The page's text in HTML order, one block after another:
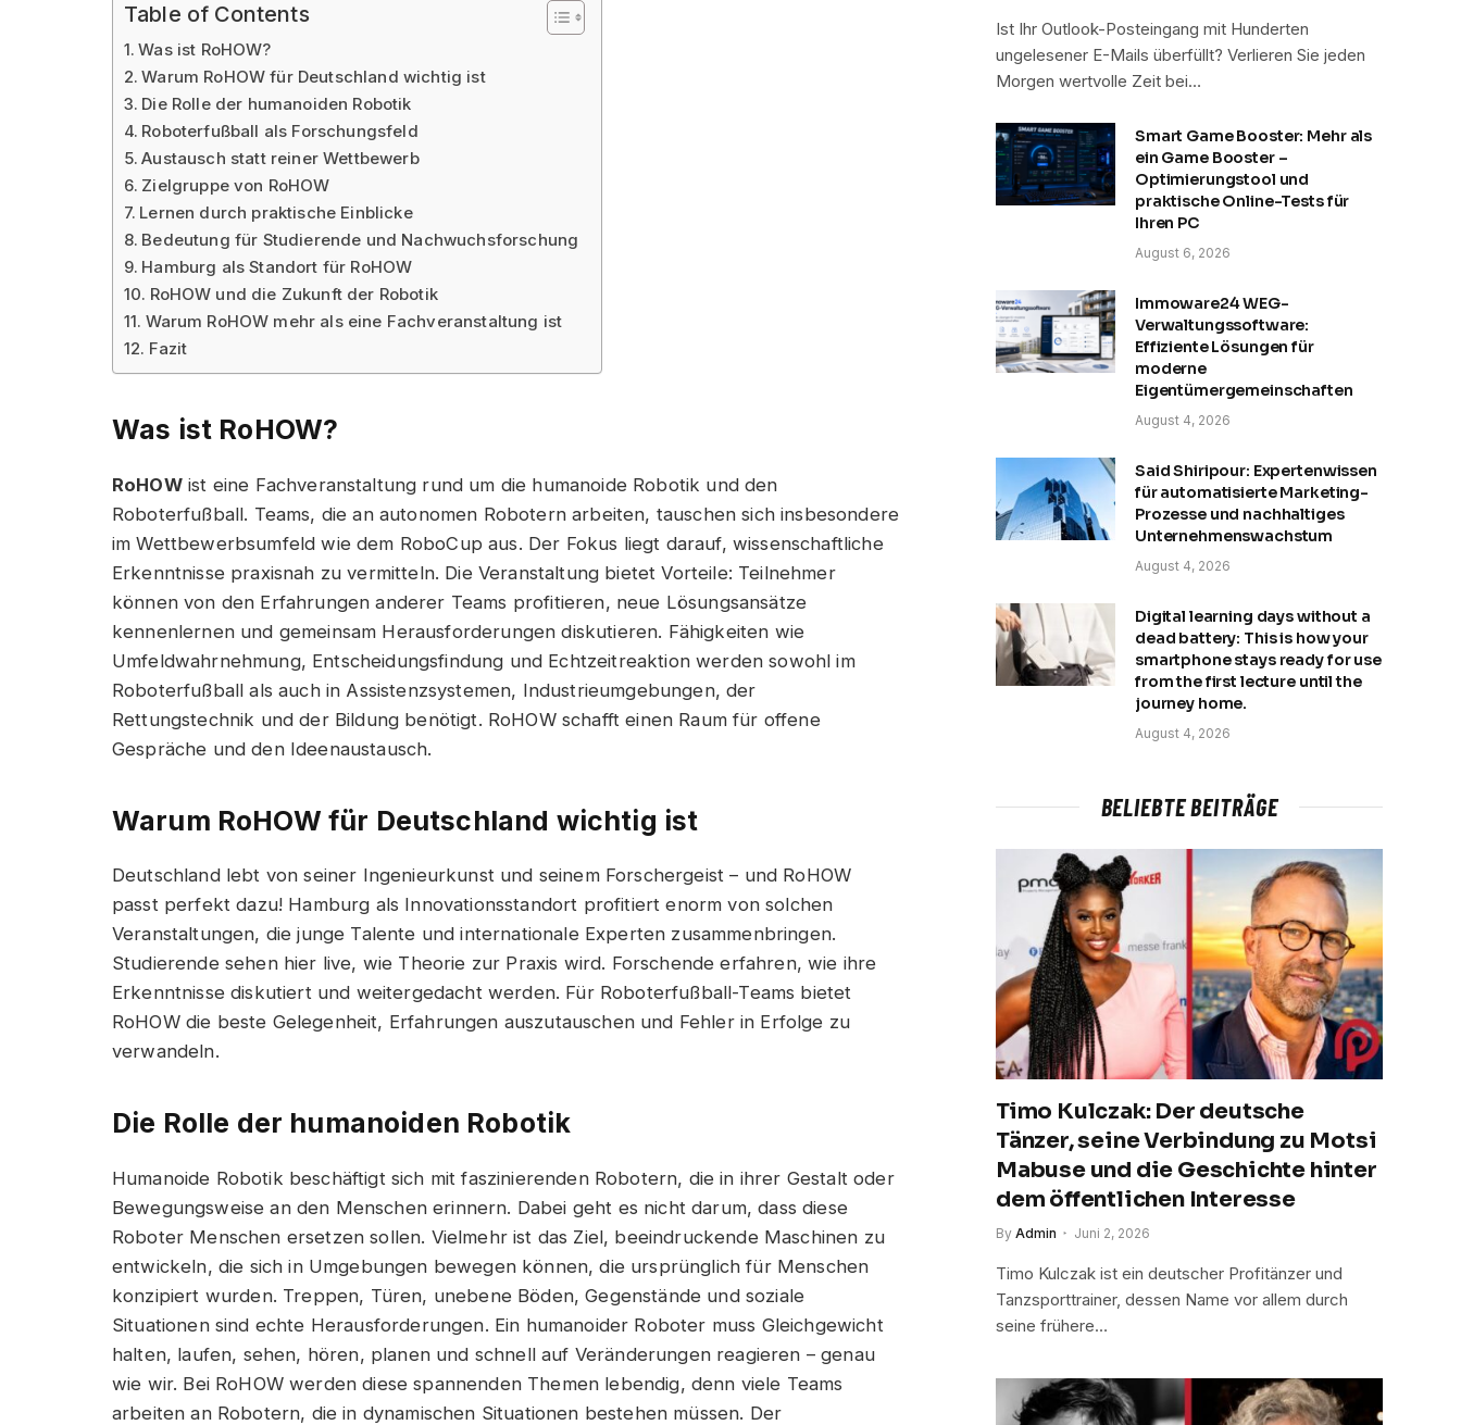
Table of Contents
Was ist RoHOW?
Warum RoHOW für Deutschland wichtig ist
Die Rolle der humanoiden Robotik
Roboterfußball als Forschungsfeld
Austausch statt reiner Wettbewerb
Zielgruppe von RoHOW
Lernen durch praktische Einblicke
Bedeutung für Studierende und Nachwuchsforschung
Hamburg als Standort für RoHOW
RoHOW und die Zukunft der Robotik
Warum RoHOW mehr als eine Fachveranstaltung ist
Fazit
Was ist RoHOW?
RoHOWist eine Fachveranstaltung rund um die humanoide Robotik und den
Roboterfußball. Teams, die an autonomen Robotern arbeiten, tauschen sich insbesondere
im Wettbewerbsumfeld wie dem RoboCup aus. Der Fokus liegt darauf, wissenschaftliche
Erkenntnisse praxisnah zu vermitteln. Die Veranstaltung bietet Vorteile: Teilnehmer
können von den Erfahrungen anderer Teams profitieren, neue Lösungsansätze
kennenlernen und gemeinsam Herausforderungen diskutieren. Fähigkeiten wie
Umfeldwahrnehmung, Entscheidungsfindung und Echtzeitreaktion werden sowohl im
Roboterfußball als auch in Assistenzsystemen, Industrieumgebungen, der
Rettungstechnik und der Bildung benötigt. RoHOW schafft einen Raum für offene
Gespräche und den Ideenaustausch.
Warum RoHOW für Deutschland wichtig ist
Deutschland lebt von seiner Ingenieurkunst und seinem Forschergeist – und RoHOW
passt perfekt dazu! Hamburg als Innovationsstandort profitiert enorm von solchen
Veranstaltungen, die junge Talente und internationale Experten zusammenbringen.
Studierende sehen hier live, wie Theorie zur Praxis wird. Forschende erfahren, wie ihre
Erkenntnisse diskutiert und weitergedacht werden. Für Roboterfußball-Teams bietet
RoHOW die beste Gelegenheit, Erfahrungen auszutauschen und Fehler in Erfolge zu
verwandeln.
Die Rolle der humanoiden Robotik
Humanoide Robotik beschäftigt sich mit faszinierenden Robotern, die in ihrer Gestalt oder
Bewegungsweise an den Menschen erinnern. Dabei geht es nicht darum, dass diese
Roboter Menschen ersetzen sollen. Vielmehr ist das Ziel, beeindruckende Maschinen zu
entwickeln, die sich in Umgebungen bewegen können, die ursprünglich für Menschen
konzipiert wurden. Treppen, Türen, unebene Böden, Gegenstände und soziale
Situationen sind echte Herausforderungen. Ein humanoider Roboter muss Gleichgewicht
halten, laufen, sehen, hören, planen und schnell auf Veränderungen reagieren – genau
wie wir. Bei RoHOW werden diese spannenden Themen lebendig, denn viele Teams
arbeiten an Robotern, die in dynamischen Situationen bestehen müssen. Der
Ist Ihr Outlook-Posteingang mit Hunderten
ungelesener E-Mails überfüllt? Verlieren Sie jeden
Morgen wertvolle Zeit bei…
Smart Game Booster: Mehr als
ein Game Booster –
Optimierungstool und
praktische Online-Tests für
Ihren PC
August 6, 2026
Immoware24 WEG-
Verwaltungssoftware:
Effiziente Lösungen für
moderne
Eigentümergemeinschaften
August 4, 2026
Said Shiripour: Expertenwissen
für automatisierte Marketing-
Prozesse und nachhaltiges
Unternehmenswachstum
August 4, 2026
Digital learning days without a
dead battery: This is how your
smartphone stays ready for use
from the first lecture until the
journey home.
August 4, 2026
BELIEBTE BEITRÄGE
Timo Kulczak: Der deutsche
Tänzer, seine Verbindung zu Motsi
Mabuse und die Geschichte hinter
dem öffentlichen Interesse
By Admin Juni 2, 2026
Timo Kulczak ist ein deutscher Profitänzer und
Tanzsporttrainer, dessen Name vor allem durch
seine frühere…